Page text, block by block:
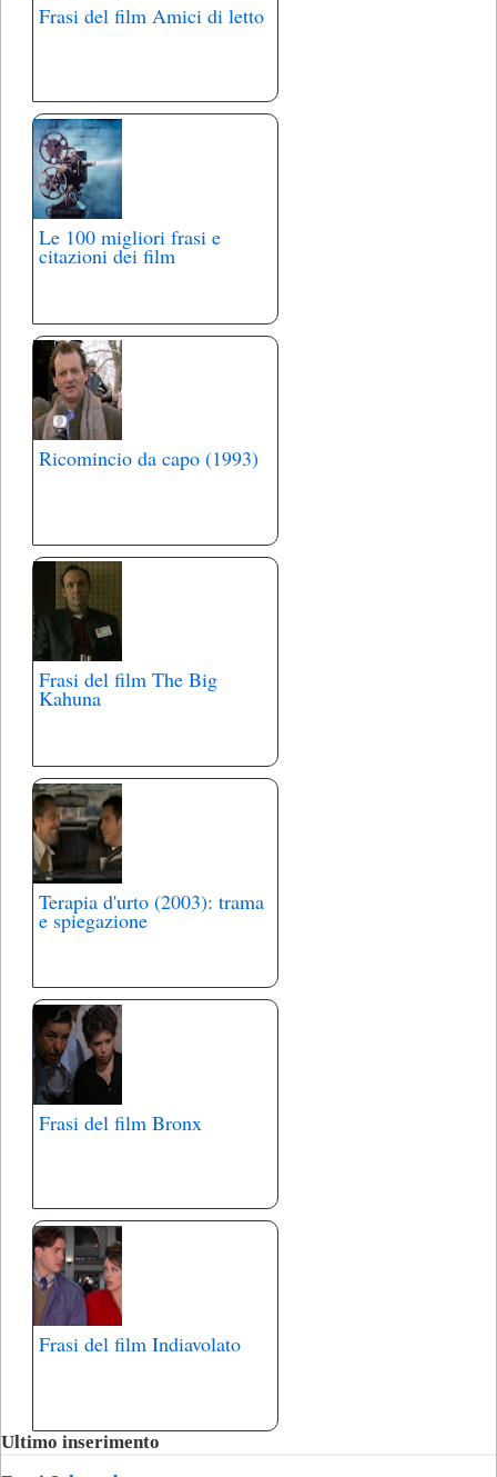
Frasi del film Amici di letto
Le 100 migliori frasi e
citazioni dei film
Ricomincio da capo (1993)
Frasi del film The Big
Kahuna
Terapia d'urto (2003): trama
e spiegazione
Frasi del film Bronx
Frasi del film Indiavolato
Ultimo inserimento